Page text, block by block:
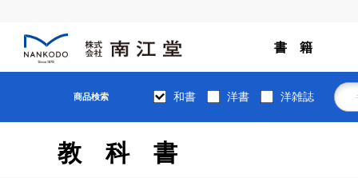
書 籍
商品検索 和書 洋書 洋雑誌
教科書